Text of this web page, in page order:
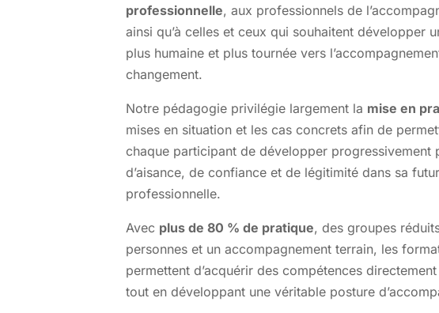
professionnelle, aux professionnels de
ainsi qu’à celles et ceux qui souhaitent développer
plus humaine et plus tournée vers
changement.
Notre pédagogie privilégie largement la mise en
mises en situation et les cas concrets afin de
chaque participant de développer progressivement
d’aisance, de confiance et de légitimité dans sa
professionnelle.
Avec plus de 80 % de pratique, des groupes
personnes et un accompagnement terrain, les
permettent d’acquérir des compétences
tout en développant une véritable posture